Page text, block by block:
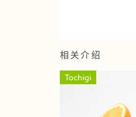
相关介绍
Tochigi